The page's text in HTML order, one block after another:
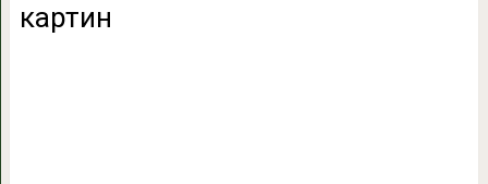
картин